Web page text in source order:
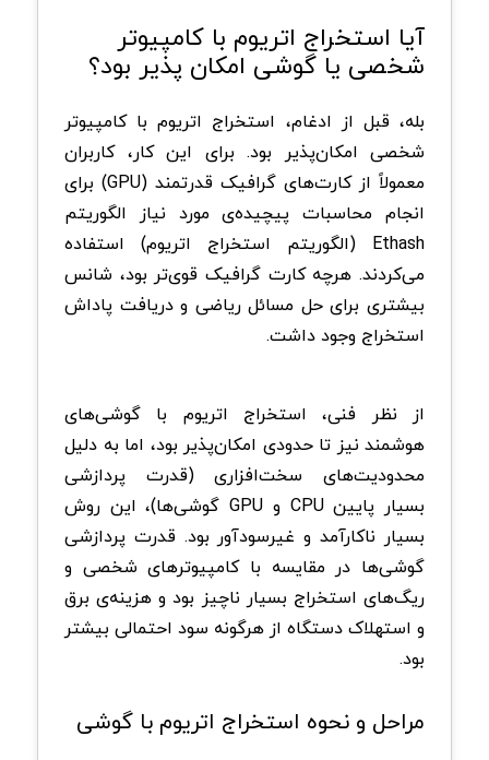
آیا استخراج اتریوم با کامپیوتر
شخصی یا گوشی امکان ‌پذیر بود؟
بله، قبل از ادغام، استخراج اتریوم با کامپیوتر
شخصی امکان‌پذیر بود. برای این کار، کاربران
معمولاً از کارت‌های گرافیک قدرتمند (GPU) برای
انجام محاسبات پیچیده‌ی مورد نیاز الگوریتم
Ethash (الگوریتم استخراج اتریوم) استفاده
می‌کردند. هرچه کارت گرافیک قوی‌تر بود، شانس
بیشتری برای حل مسائل ریاضی و دریافت پاداش
استخراج وجود داشت.
از نظر فنی، استخراج اتریوم با گوشی‌های
هوشمند نیز تا حدودی امکان‌پذیر بود، اما به دلیل
محدودیت‌های سخت‌افزاری (قدرت پردازشی
بسیار پایین CPU و GPU گوشی‌ها)، این روش
بسیار ناکارآمد و غیرسودآور بود. قدرت پردازشی
گوشی‌ها در مقایسه با کامپیوترهای شخصی و
ریگ‌های استخراج بسیار ناچیز بود و هزینه‌ی برق
و استهلاک دستگاه از هرگونه سود احتمالی بیشتر
بود.
مراحل و نحوه استخراج اتریوم با گوشی